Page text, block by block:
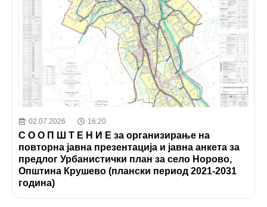
02.07.2026 16:20
С О О П Ш Т Е Н И Е за организирање на
повторна јавна презентација и јавна анкета за
предлог Урбанистички план за село Норово,
Општина Крушево (плански период 2021-2031
година)